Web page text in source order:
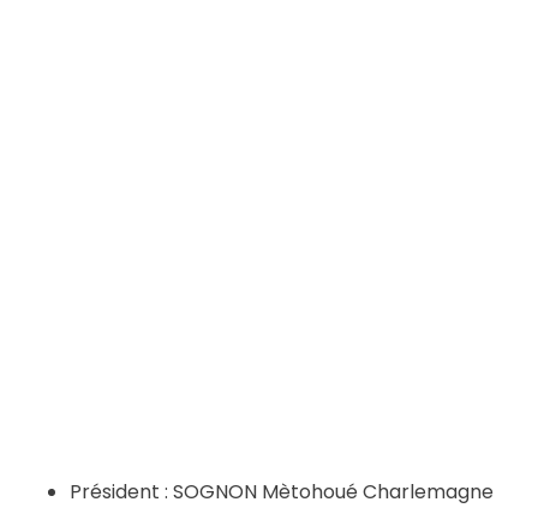
Président : SOGNON Mètohoué Charlemagne